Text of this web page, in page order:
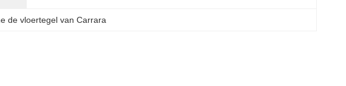
de vloertegel van Carrara